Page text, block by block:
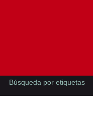
Búsqueda por etiquetas